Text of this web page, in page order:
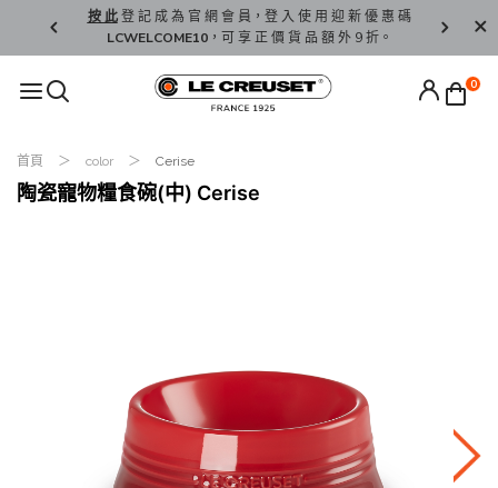
按 此登 記 成 為 官 網 會 員，登 入 使 用 迎 新 優 惠 碼
LCWELCOME10，可 享 正 價 貨 品 額 外 9 折。
香 港 / 澳
0
首頁 color Cerise
陶瓷寵物糧食碗(中) Cerise